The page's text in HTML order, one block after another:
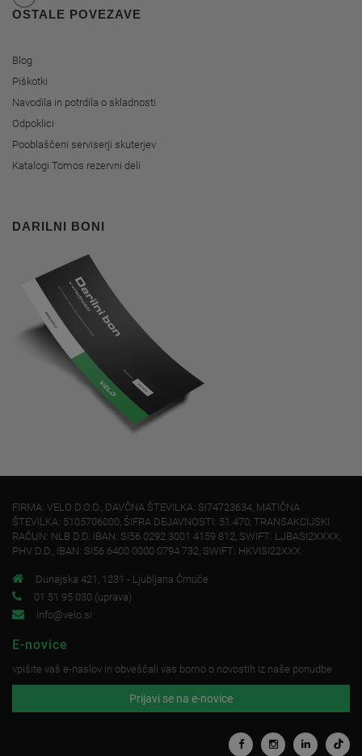
OSTALE POVEZAVE
Blog
Piškotki
Navodila in potrdila o skladnosti
Odpoklici
Pooblaščeni serviserji skuterjev
Katalogi Tomos rezervni deli
DARILNI BONI
FIRMA: VELO D.O.O., DAVČNA ŠTEVILKA: SI74723634, MATIČNA
ŠTEVILKA: 5105706000, ŠIFRA DEJAVNOSTI: 51.470, TRANSAKCIJSKI
RAČUN: NLB D.D. IBAN: SI56 0292 3001 4159 812, SWIFT: LJBASI2XXXX,
PHV D.D., IBAN: SI56 6400 0000 0794 732, SWIFT: HKVISI22XXX
Dunajska 421, 1231 - Ljubljana Črnuče
01 51 95 030 (uprava)
info@velo.si
E-novice
vpišite vaš e-naslov in obveščali vas bomo o novostih iz naše ponudbe
Prijavi se na e-novice